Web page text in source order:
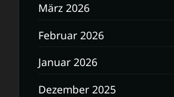
März 2026
Februar 2026
Januar 2026
Dezember 2025